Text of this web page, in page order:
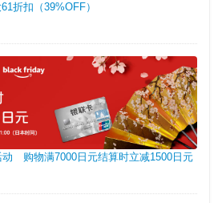
折扣（39%OFF）
动 购物满7000日元结算时立减1500日元